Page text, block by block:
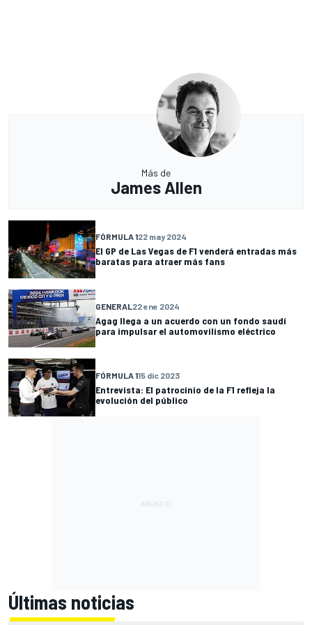
Más de
James Allen
FÓRMULA 122 may 2024
El GP de Las Vegas de F1 venderá entradas más
baratas para atraer más fans
GENERAL 22 ene 2024
Agag llega a un acuerdo con un fondo saudí
para impulsar el automovilismo eléctrico
FÓRMULA 115 dic 2023
Entrevista: El patrocinio de la F1 refleja la
evolución del público
Últimas noticias